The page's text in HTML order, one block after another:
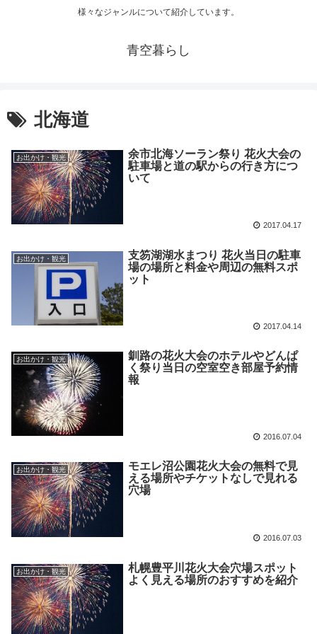
様々なジャンルについて紹介しています。
青空暮らし
北海道
お出かけ・観光
余市北海ソーラン祭り 花火大会の
駐車場と道の駅からの行き方につ
いて
2017.04.17
お出かけ・観光
支笏湖湖水まつり 花火当日の駐車
場の場所と料金や周辺の無料スポ
ット
2017.04.14
お出かけ・観光
釧路の花火大会のホテルやどんぱ
く祭り当日の空室空き部屋予約情
報
2016.07.04
お出かけ・観光
モエレ沼公園花火大会の無料で見
える場所やチケットなしで見れる
穴場
2016.07.03
お出かけ・観光
札幌豊平川花火大会穴場スポット
よく見える場所のおすすめを紹介